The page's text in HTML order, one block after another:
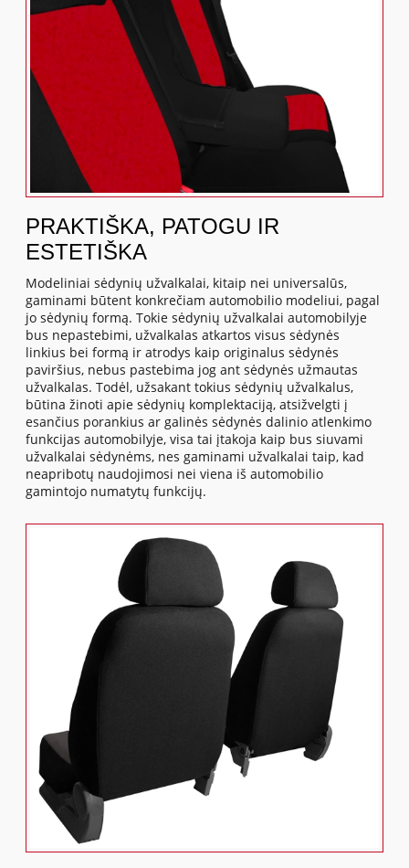
PRAKTIŠKA, PATOGU IR
ESTETIŠKA
Modeliniai sėdynių užvalkalai, kitaip nei universalūs,
gaminami būtent konkrečiam automobilio modeliui, pagal
jo sėdynių formą. Tokie sėdynių užvalkalai automobilyje
bus nepastebimi, užvalkalas atkartos visus sėdynės
linkius bei formą ir atrodys kaip originalus sėdynės
paviršius, nebus pastebima jog ant sėdynės užmautas
užvalkalas. Todėl, užsakant tokius sėdynių užvalkalus,
būtina žinoti apie sėdynių komplektaciją, atsižvelgti į
esančius porankius ar galinės sėdynės dalinio atlenkimo
funkcijas automobilyje, visa tai įtakoja kaip bus siuvami
užvalkalai sėdynėms, nes gaminami užvalkalai taip, kad
neapribotų naudojimosi nei viena iš automobilio
gamintojo numatytų funkcijų.